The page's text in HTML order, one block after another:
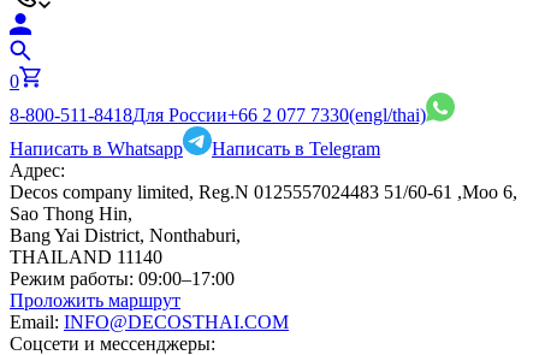
0
8-800-511-8418Для России+66 2 077 7330(engl/thai)
Написать в Whatsapp
Написать в Telegram
Адрес:
Decos company limited, Reg.N 0125557024483 51/60-61 ,Moo 6,
Sao Thong Hin,
Bang Yai District, Nonthaburi,
THAILAND 11140
Режим работы: 09:00–17:00
Проложить маршрут
Email: INFO@DECOSTHAI.COM
Соцсети и мессенджеры: